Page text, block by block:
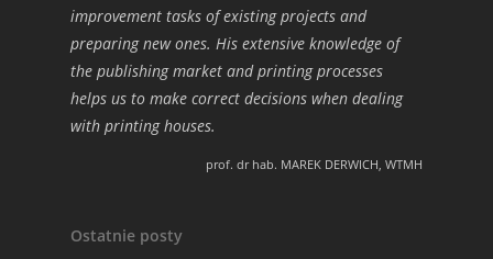
improvement tasks of existing projects and
preparing new ones. His extensive knowledge of
the publishing market and printing processes
helps us to make correct decisions when dealing
with printing houses.
prof. dr hab. MAREK DERWICH, WTMH
Ostatnie posty